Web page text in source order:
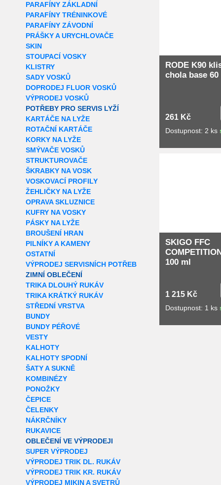
PARAFÍNY ZÁKLADNÍ
PARAFÍNY TRÉNINKOVÉ
PARAFÍNY ZÁVODNÍ
PRÁŠKY A URYCHLOVAČE
SKIN
STOUPACÍ VOSKY
KLISTRY
SADY VOSKŮ
DOPRODEJ FLUOR VOSKŮ
VÝPRODEJ VOSKŮ
POTŘEBY PRO SERVIS LYŽÍ
KARTÁČE NA LYŽE
ROTAČNÍ KARTÁČE
KORKY NA LYŽE
SMÝVAČE VOSKŮ
STRUKTUROVAČE
ŠKRABKY NA VOSK
VOSKOVACÍ PROFILY
ŽEHLIČKY NA LYŽE
OPRAVA SKLUZNICE
KUFRY NA VOSKY
PÁSKY NA LYŽE
BROUŠENÍ HRAN
PILNÍKY A KAMENY
OSTATNÍ
VÝPRODEJ SERVISNÍCH POTŘEB
ZIMNÍ OBLEČENÍ
TRIKA DLOUHÝ RUKÁV
TRIKA KRÁTKÝ RUKÁV
STŘEDNÍ VRSTVA
BUNDY
BUNDY PÉŘOVÉ
VESTY
KALHOTY
KALHOTY SPODNÍ
ŠATY A SUKNĚ
KOMBINÉZY
PONOŽKY
ČEPICE
ČELENKY
NÁKRČNÍKY
RUKAVICE
OBLEČENÍ VE VÝPRODEJI
SUPER VÝPRODEJ
VÝPRODEJ TRIK DL. RUKÁV
VÝPRODEJ TRIK KR. RUKÁV
VÝPRODEJ MIKIN A SVETRŮ
RODE K90
chola base 60
261 Kč
Dostupnost: 2 ks
SKIGO FFC
100 ml
1 215 Kč
Dostupnost: 1 ks